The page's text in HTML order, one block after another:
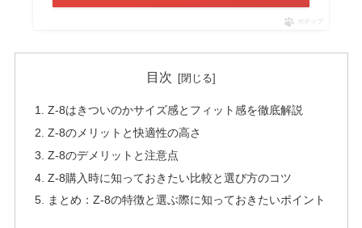
ポチップ
目次
Z-8はきついのかサイズ感とフィット感を徹底解説
Z-8のメリットと快適性の高さ
Z-8のデメリットと注意点
Z-8購入時に知っておきたい比較と選び方のコツ
まとめ：Z-8の特徴と選ぶ際に知っておきたいポイント